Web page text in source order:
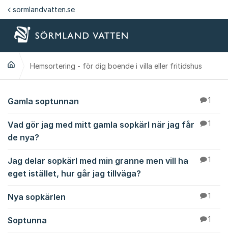
Hoppa till innehåll
sormlandvatten.se
Hemsortering - för dig boende i villa eller fritidshus
Hemsortering - för
Gamla soptunnan 1
Vad gör jag med mitt gamla sopkärl när jag får
de nya?
1
Jag delar sopkärl med min granne men vill ha
eget istället, hur går jag tillväga?
1
Nya sopkärlen 1
Soptunna 1